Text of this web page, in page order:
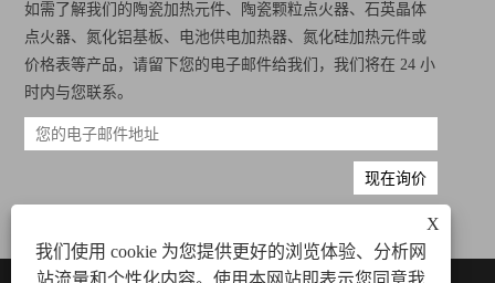
X
我们使用 cookie 为您提供更好的浏览体验、分析网
站流量和个性化内容。使用本网站即表示您同意我
如需了解我们的陶瓷加热元件、陶瓷颗粒点火器、石英晶体
点火器、氮化铝基板、电池供电加热器、氮化硅加热元件或
价格表等产品，请留下您的电子邮件给我们，我们将在 24 小
时内与您联系。